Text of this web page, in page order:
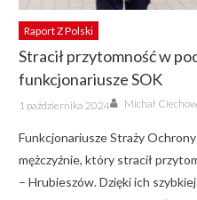
Raport Z Polski
Stracił przytomność w
funkcjonariusze SOK
Posted
on
1 października 2024 Author
Michał
Funkcjonariusze Straży
mężczyźnie, który stracił
– Hrubieszów. Dzięki ich